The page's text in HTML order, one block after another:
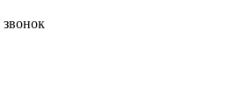
звонок